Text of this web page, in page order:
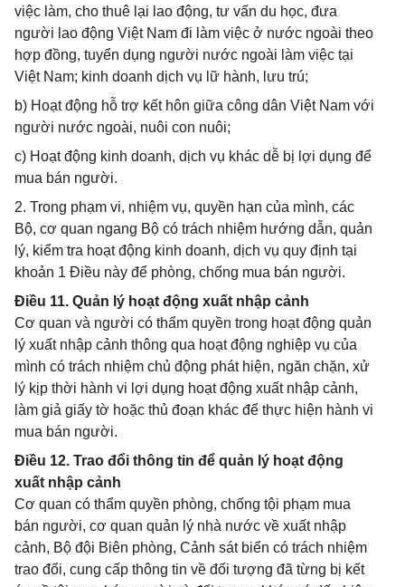
việc làm, cho thuê lại lao động, tư vấn du học, đưa
người lao động Việt Nam đi làm việc ở nước ngoài theo
hợp đồng, tuyển dụng người nước ngoài làm việc tại
Việt Nam; kinh doanh dịch vụ lữ hành, lưu trú;
b) Hoạt động hỗ trợ kết hôn giữa công dân Việt Nam với
người nước ngoài, nuôi con nuôi;
c) Hoạt động kinh doanh, dịch vụ khác dễ bị lợi dụng để
mua bán người.
2. Trong phạm vi, nhiệm vụ, quyền hạn của mình, các
Bộ, cơ quan ngang Bộ có trách nhiệm hướng dẫn, quản
lý, kiểm tra hoạt động kinh doanh, dịch vụ quy định tại
khoản 1 Điều này để phòng, chống mua bán người.
Điều 11. Quản lý hoạt động xuất nhập cảnh
Cơ quan và người có thẩm quyền trong hoạt động quản
lý xuất nhập cảnh thông qua hoạt động nghiệp vụ của
mình có trách nhiệm chủ động phát hiện, ngăn chặn, xử
lý kịp thời hành vi lợi dụng hoạt động xuất nhập cảnh,
làm giả giấy tờ hoặc thủ đoạn khác để thực hiện hành vi
mua bán người.
Điều 12. Trao đổi thông tin để quản lý hoạt động
xuất nhập cảnh
Cơ quan có thẩm quyền phòng, chống tội phạm mua
bán người, cơ quan quản lý nhà nước về xuất nhập
cảnh, Bộ đội Biên phòng, Cảnh sát biển có trách nhiệm
trao đổi, cung cấp thông tin về đối tượng đã từng bị kết